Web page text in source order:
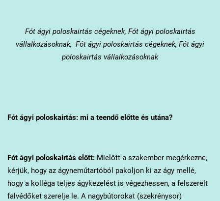
Fótágyi poloskairtás cégeknek, Fót ágyi poloskairtás
vállalkozásoknak, Fót ágyi poloskairtás cégeknek, Fót ágyi
poloskairtás vállalkozásoknak
Fótágyi poloskairtás: mi a teendő előtte és utána?
Fótágyi poloskairtás előtt:Mielőtt a szakember megérkezne,
kérjük, hogy az ágyneműtartóból pakoljon ki az ágy mellé,
hogy a kolléga teljes ágykezelést is végezhessen, a felszerelt
falvédőket szerelje le. A nagybútorokat (szekrénysor)